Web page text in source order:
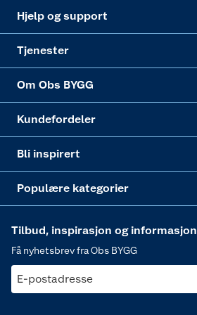
Hjelp og support
Tjenester
Om Obs BYGG
Kundefordeler
Bli inspirert
Populære kategorier
Tilbud, inspirasjon og informasjon
Få nyhetsbrev fra Obs BYGG
E-postadresse